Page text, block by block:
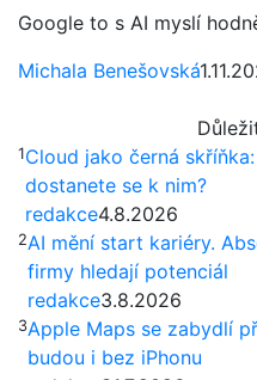
Google to s AI myslí
Michala Benešovská
1Cloud jako černá
dostanete se k nim?
redakce4.8.2026
2AI mění start kariéry.
firmy hledají potenciál
redakce3.8.2026
3Apple Maps se zabydlí
budou i bez iPhonu